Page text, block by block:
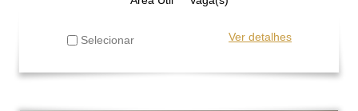
Selecionar Ver detalhes